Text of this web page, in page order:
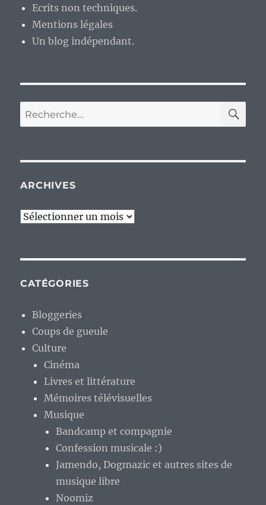
Ecrits non techniques.
Mentions légales
Un blog indépendant.
Recherche
pour :
ARCHIVES
Archives
CATÉGORIES
Bloggeries
Coups de gueule
Culture
Cinéma
Livres et littérature
Mémoires télévisuelles
Musique
Bandcamp et compagnie
Confession musicale :)
Jamendo, Dogmazic et autres sites de
musique libre
Noomiz